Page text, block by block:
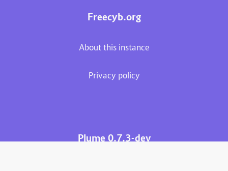
Freecyb.org
About this instance
Privacy policy
Plume 0.7.3-dev